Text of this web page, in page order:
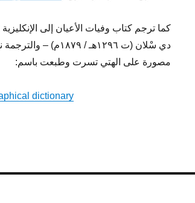
كما ترجم كتاب وفيات الأعيان إلى
مصورة على الهتي تسرت وطبعت باسم:
dictionary